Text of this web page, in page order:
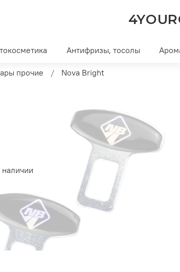
Антифризы, тосолы
прочие Nova Bright
наличии